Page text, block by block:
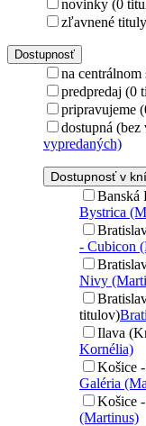
novinky (0
zľavnené
Dostupnosť
na
predpredaj (0
pripravujeme
dostupná
vypredaných)
Dostupnosť v
Banská
Bystrica
- Cubicon
Nivy
titulov)
Ilava
Kornélia)
Košice
Galéria
Košice
(Martinus)